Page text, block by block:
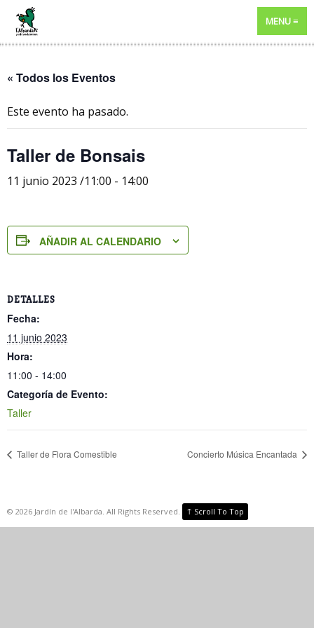
MENU
« Todos los Eventos
Este evento ha pasado.
Taller de Bonsais
11 junio 2023 /11:00 - 14:00
AÑADIR AL CALENDARIO
DETALLES
Fecha:
11 junio 2023
Hora:
11:00 - 14:00
Categoría de Evento:
Taller
Taller de Flora Comestible Concierto Música Encantada
© 2026 Jardín de l'Albarda. All Rights Reserved. ↑ Scroll To Top